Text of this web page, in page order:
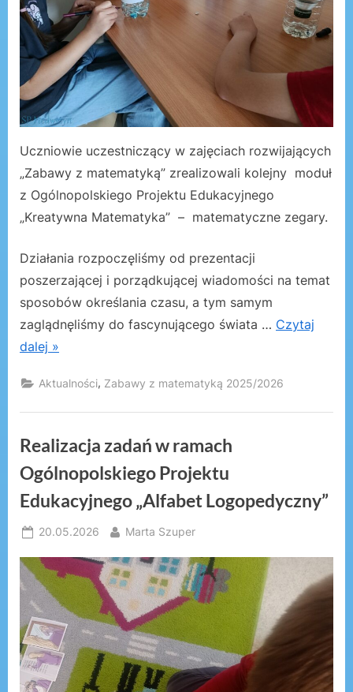
Uczniowie uczestniczący w zajęciach rozwijających
„Zabawy z matematyką” zrealizowali kolejny moduł
z Ogólnopolskiego Projektu Edukacyjnego
„Kreatywna Matematyka” – matematyczne zegary.
Działania rozpoczęliśmy od prezentacji
poszerzającej i porządkującej wiadomości na temat
sposobów określania czasu, a tym samym
zaglądnęliśmy do fascynującego świata … Czytaj
dalej »
Aktualności, Zabawy z matematyką 2025/2026
Realizacja zadań w ramach
Ogólnopolskiego Projektu
Edukacyjnego „Alfabet Logopedyczny”
Posted
20.05.2026 By
Marta Szuper